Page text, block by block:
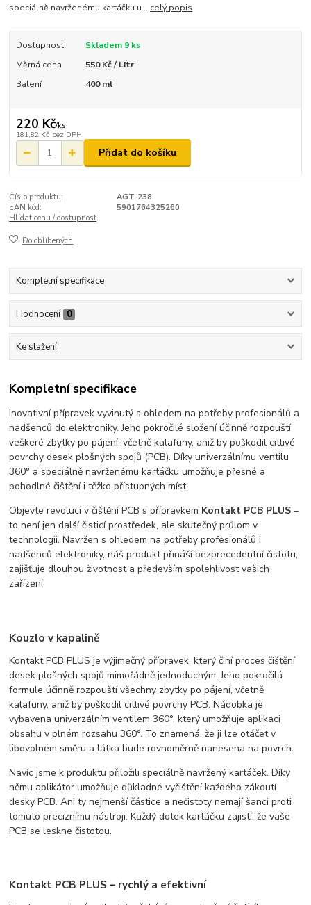
speciálně navrženému kartáčku u... celý popis
Dostupnost
Skladem 9 ks
Měrná cena
550 Kč / Litr
Balení
400 ml
220 Kč/ks
181,82 Kč bez DPH
Přidat do košíku
Číslo produktu:
AGT-238
EAN kód:
5901764325260
Hlídat cenu / dostupnost
Do oblíbených
Kompletní specifikace
Hodnocení 0
Ke stažení
Kompletní specifikace
Inovativní přípravek vyvinutý s ohledem na potřeby profesionálů a
nadšenců do elektroniky. Jeho pokročilé složení účinně rozpouští
veškeré zbytky po pájení, včetně kalafuny, aniž by poškodil citlivé
povrchy desek plošných spojů (PCB). Díky univerzálnímu ventilu
360° a speciálně navrženému kartáčku umožňuje přesné a
pohodlné čištění i těžko přístupných míst.
Objevte revoluci v čištění PCB s přípravkem Kontakt PCB PLUS –
to není jen další čisticí prostředek, ale skutečný průlom v
technologii. Navržen s ohledem na potřeby profesionálů i
nadšenců elektroniky, náš produkt přináší bezprecedentní čistotu,
zajišťuje dlouhou životnost a především spolehlivost vašich
zařízení.
Kouzlo v kapalině
Kontakt PCB PLUS je výjimečný přípravek, který činí proces čištění
desek plošných spojů mimořádně jednoduchým. Jeho pokročilá
formule účinně rozpouští všechny zbytky po pájení, včetně
kalafuny, aniž by poškodil citlivé povrchy PCB. Nádobka je
vybavena univerzálním ventilem 360°, který umožňuje aplikaci
obsahu v plném rozsahu 360°. To znamená, že ji lze otáčet v
libovolném směru a látka bude rovnoměrně nanesena na povrch.
Navíc jsme k produktu přiložili speciálně navržený kartáček. Díky
němu aplikátor umožňuje důkladné vyčištění každého zákoutí
desky PCB. Ani ty nejmenší částice a nečistoty nemají šanci proti
tomuto preciznímu nástroji. Každý dotek kartáčku zajistí, že vaše
PCB se leskne čistotou.
Kontakt PCB PLUS – rychlý a efektivní